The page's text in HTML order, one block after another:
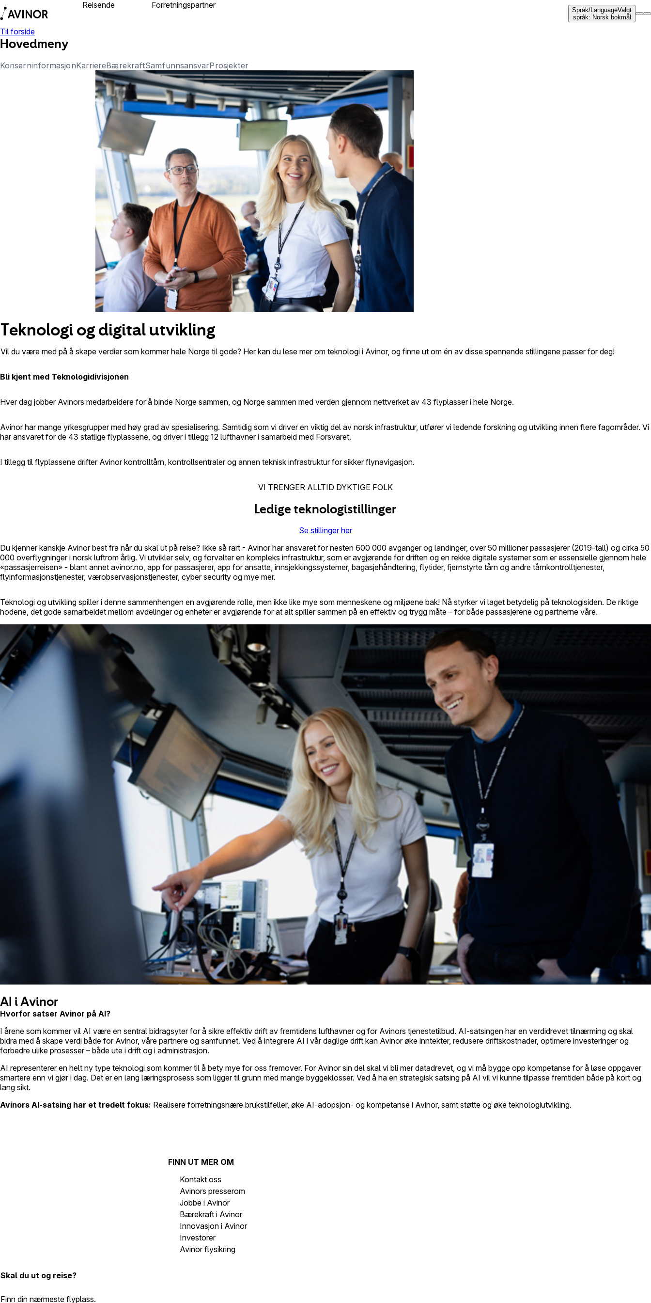
Til forside
Reisende Forretningspartner
Hovedmeny
KonserninformasjonKarriereBærekraftSamfunnsansvarProsjekter
Språk/LanguageValgt
språk: Norsk bokmål
Teknologi og digital utvikling
Vil du være med på å skape verdier som kommer hele Norge til gode? Her kan du lese mer om teknologi i Avinor, og finne ut om én av disse spennende stillingene passer for deg!
Bli kjent med Teknologidivisjonen
Hver dag jobber Avinors medarbeidere for å binde Norge sammen, og Norge sammen med verden gjennom nettverket av 43 flyplasser i hele Norge.
Avinor har mange yrkesgrupper med høy grad av spesialisering. Samtidig som vi driver en viktig del av norsk infrastruktur, utfører vi ledende forskning og utvikling innen flere fagområder. Vi
har ansvaret for de 43 statlige flyplassene, og driver i tillegg 12 lufthavner i samarbeid med Forsvaret.
I tillegg til flyplassene drifter Avinor kontrolltårn, kontrollsentraler og annen teknisk infrastruktur for sikker flynavigasjon.
VI TRENGER ALLTID DYKTIGE FOLK
Ledige teknologistillinger
Se stillinger her
Du kjenner kanskje Avinor best fra når du skal ut på reise? Ikke så rart - Avinor har ansvaret for nesten 600 000 avganger og landinger, over 50 millioner passasjerer (2019-tall) og cirka 50
000 overflygninger i norsk luftrom årlig. Vi utvikler selv, og forvalter en kompleks infrastruktur, som er avgjørende for driften og en rekke digitale systemer som er essensielle gjennom hele
«passasjerreisen» - blant annet avinor.no, app for passasjerer, app for ansatte, innsjekkingssystemer, bagasjehåndtering, flytider, fjernstyrte tårn og andre tårnkontrolltjenester,
flyinformasjonstjenester, værobservasjonstjenester, cyber security og mye mer.
Teknologi og utvikling spiller i denne sammenhengen en avgjørende rolle, men ikke like mye som menneskene og miljøene bak! Nå styrker vi laget betydelig på teknologisiden. De riktige
hodene, det gode samarbeidet mellom avdelinger og enheter er avgjørende for at alt spiller sammen på en effektiv og trygg måte – for både passasjerene og partnerne våre.
AI i Avinor
Hvorfor satser Avinor på AI?
I årene som kommer vil AI være en sentral bidragsyter for å sikre effektiv drift av fremtidens lufthavner og for Avinors tjenestetilbud. AI-satsingen har en verdidrevet tilnærming og skal
bidra med å skape verdi både for Avinor, våre partnere og samfunnet. Ved å integrere AI i vår daglige drift kan Avinor øke inntekter, redusere driftskostnader, optimere investeringer og
forbedre ulike prosesser – både ute i drift og i administrasjon.
AI representerer en helt ny type teknologi som kommer til å bety mye for oss fremover. For Avinor sin del skal vi bli mer datadrevet, og vi må bygge opp kompetanse for å løse oppgaver
smartere enn vi gjør i dag. Det er en lang læringsprosess som ligger til grunn med mange byggeklosser. Ved å ha en strategisk satsing på AI vil vi kunne tilpasse fremtiden både på kort og
lang sikt.
Avinors AI-satsing har et tredelt fokus: Realisere forretningsnære brukstilfeller, øke AI-adopsjon- og kompetanse i Avinor, samt støtte og øke teknologiutvikling.
FINN UT MER OM
Kontakt oss
Avinors presserom
Jobbe i Avinor
Bærekraft i Avinor
Innovasjon i Avinor
Investorer
Avinor flysikring
Skal du ut og reise?
Finn din nærmeste flyplass.